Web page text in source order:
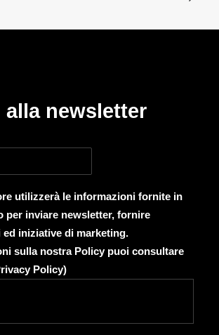
newsletter
utilizzerà le informazioni fornite in
per inviare newsletter, fornire
iniziative di marketing.
sulla nostra Policy puoi consultare
Policy)